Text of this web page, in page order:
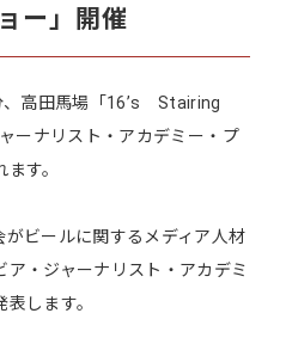
ー」開催
高田馬場「16’s Stairing
ーナリスト・アカデミー・プ
す。
がビールに関するメディア人材
・ジャーナリスト・アカデミ
します。